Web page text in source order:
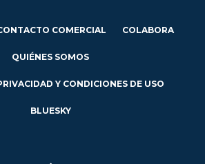
COMERCIAL COLABORA
QUIÉNES SOMOS
Y CONDICIONES DE USO
BLUESKY